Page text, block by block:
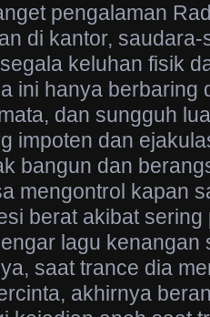
pengalaman
di kantor,
keluhan fisik
ini hanya berbaring
dan sungguh
impoten dan
bangun dan
mengontrol kapan
berat akibat sering
lagu kenangan
saat trance dia
akhirnya